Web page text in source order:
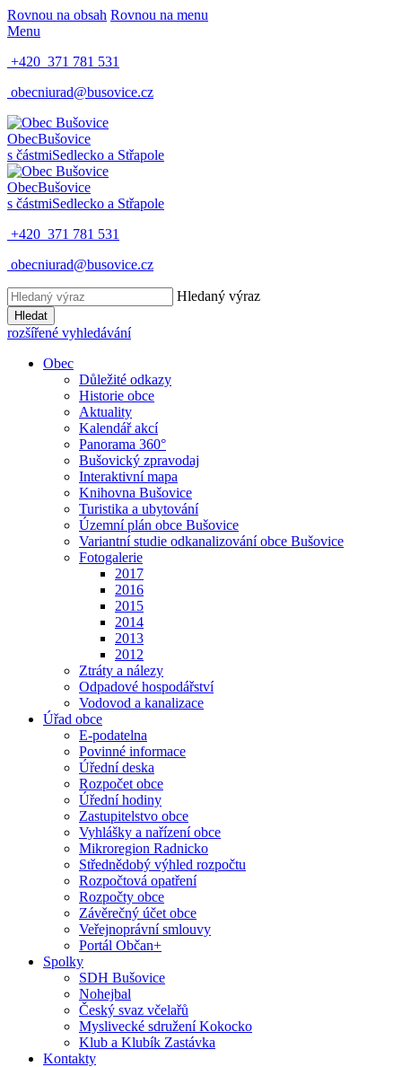
Rovnou na obsah Rovnou na menu
Menu
+420 371 781 531
obecniurad@busovice.cz
ObecBušovice
s částmiSedlecko a Střapole
ObecBušovice
s částmiSedlecko a Střapole
+420 371 781 531
obecniurad@busovice.cz
Hledaný výraz
Hledat
rozšířené vyhledávání
Obec
Důležité odkazy
Historie obce
Aktuality
Kalendář akcí
Panorama 360°
Bušovický zpravodaj
Interaktivní mapa
Knihovna Bušovice
Turistika a ubytování
Územní plán obce Bušovice
Variantní studie odkanalizování obce Bušovice
Fotogalerie
2017
2016
2015
2014
2013
2012
Ztráty a nálezy
Odpadové hospodářství
Vodovod a kanalizace
Úřad obce
E-podatelna
Povinné informace
Úřední deska
Rozpočet obce
Úřední hodiny
Zastupitelstvo obce
Vyhlášky a nařízení obce
Mikroregion Radnicko
Střednědobý výhled rozpočtu
Rozpočtová opatření
Rozpočty obce
Závěrečný účet obce
Veřejnoprávní smlouvy
Portál Občan+
Spolky
SDH Bušovice
Nohejbal
Český svaz včelařů
Myslivecké sdružení Kokocko
Klub a Klubík Zastávka
Kontakty